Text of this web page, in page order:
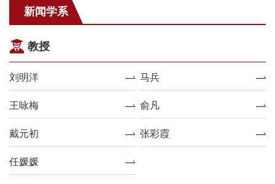
新闻学系
教授
刘明洋 马兵
王咏梅 俞凡
戴元初 张彩霞
任媛媛